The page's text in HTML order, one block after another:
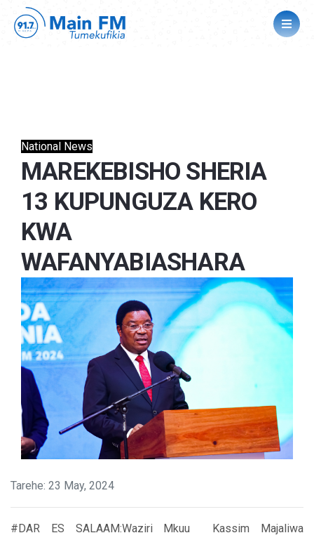
National News
MAREKEBISHO SHERIA
13 KUPUNGUZA KERO
KWA
WAFANYABIASHARA
Tarehe: 23 May, 2024
#DAR ES SALAAM:Waziri Mkuu Kassim Majaliwa